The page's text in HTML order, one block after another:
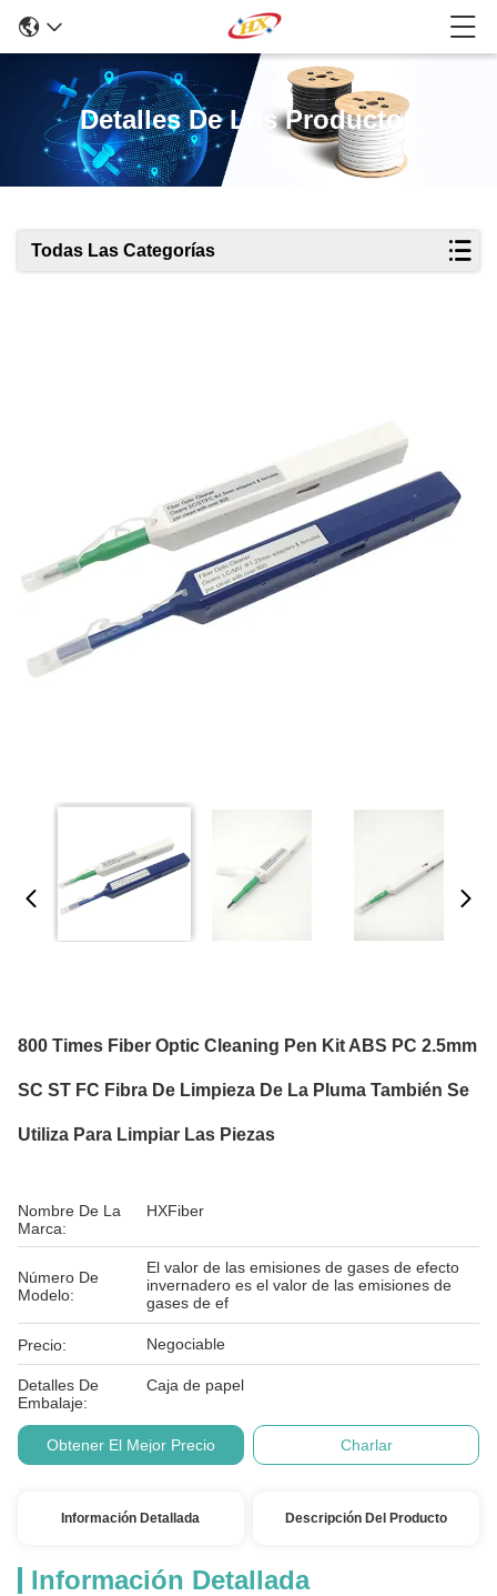
Detalles De Los Productos
Todas Las Categorías
800 Times Fiber Optic Cleaning Pen Kit ABS PC 2.5mm
SC ST FC Fibra De Limpieza De La Pluma También Se
Utiliza Para Limpiar Las Piezas
Nombre De La
Marca:
HXFiber
Número De
Modelo:
El valor de las emisiones de gases de efecto
invernadero es el valor de las emisiones de
gases de ef
Precio: Negociable
Detalles De
Embalaje:
Caja de papel
Obtener El Mejor Precio Charlar
Información Detallada Descripción Del Producto
Información Detallada